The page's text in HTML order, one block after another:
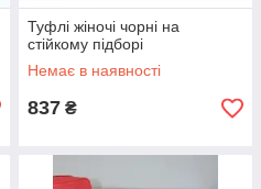
Туфлі жіночі чорні на
стійкому підборі
Немає в наявності
837 ₴